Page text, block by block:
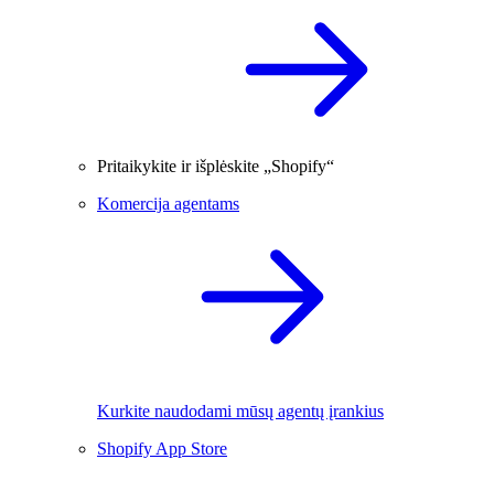
Pritaikykite ir išplėskite „Shopify“
Komercija agentams
Kurkite naudodami mūsų agentų įrankius
Shopify App Store